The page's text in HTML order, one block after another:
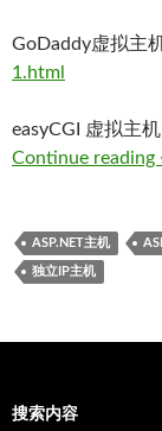
GoDaddy虚拟主
1.html
easyCGI 虚拟主机
Continue reading
ASP.NET主机
独立IP主机
搜索内容